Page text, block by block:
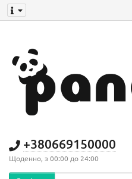
+380669150000
Щоденно, з 00:00 до 24:00